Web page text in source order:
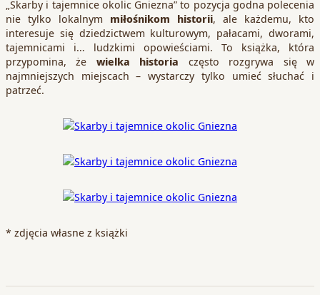
„Skarby i tajemnice okolic Gniezna” to pozycja godna polecenia
nie tylko lokalnym miłośnikom historii, ale każdemu, kto
interesuje się dziedzictwem kulturowym, pałacami, dworami,
tajemnicami i… ludzkimi opowieściami. To książka, która
przypomina, że wielka historia często rozgrywa się w
najmniejszych miejscach – wystarczy tylko umieć słuchać i
patrzeć.
* zdjęcia własne z książki